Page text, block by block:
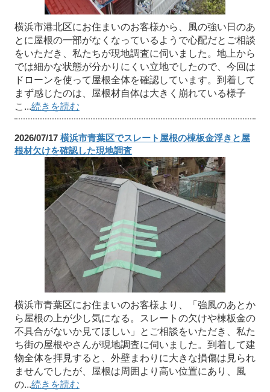
横浜市港北区にお住まいのお客様から、風の強い日のあ
とに屋根の一部がなくなっているようで心配だとご相談
をいただき、私たちが現地調査に伺いました。地上から
では細かな状態が分かりにくい立地でしたので、今回は
ドローンを使って屋根全体を確認しています。到着して
まず感じたのは、屋根材自体は大きく崩れている様子
こ...続きを読む
2026/07/17 横浜市青葉区でスレート屋根の棟板金浮きと屋
根材欠けを確認した現地調査
横浜市青葉区にお住まいのお客様より、「強風のあとか
ら屋根の上が少し気になる。スレートの欠けや棟板金の
不具合がないか見てほしい」とご相談をいただき、私た
ち街の屋根やさんが現地調査に伺いました。到着して建
物全体を拝見すると、外壁まわりに大きな損傷は見られ
ませんでしたが、屋根は周囲より高い位置にあり、風
の...続きを読む